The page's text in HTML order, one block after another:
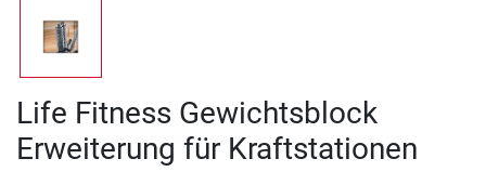
Life Fitness Gewichtsblock
Erweiterung für Kraftstationen